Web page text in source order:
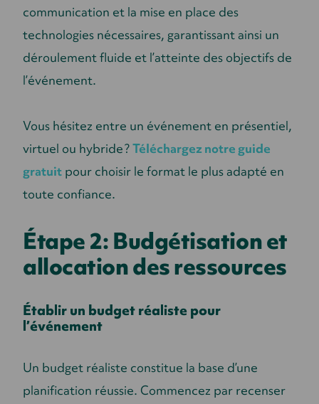
communication et la mise en place des
technologies nécessaires, garantissant ainsi un
déroulement fluide et l’atteinte des objectifs de
l’événement.
Vous hésitez entre un événement en présentiel,
virtuel ou hybride ?Téléchargez notre guide
gratuit pour choisir le format le plus adapté en
toute confiance.
Étape 2: Budgétisation et
allocation des ressources
Établir un budget réaliste pour
l’événement
Un budget réaliste constitue la base d’une
planification réussie. Commencez par recenser